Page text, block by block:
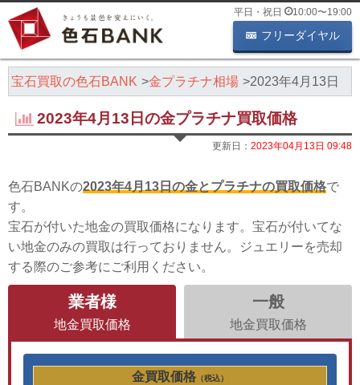
平日・祝日 10:00〜19:00
フリーダイヤル
宝石買取の色石BANK 金プラチナ相場 2023年4月13日
2023年4月13日の金プラチナ買取価格
更新日： 2023年04月13日 09:48
色石BANKの2023年4月13日の金とプラチナの買取価格で
す。
宝石が付いた地金の買取価格になります。宝石が付いてな
い地金のみの買取は行っておりません。ジュエリーを売却
する際のご参考にご利用ください。
業者様
地金買取価格
一般
地金買取価格
金買取価格 （税込）